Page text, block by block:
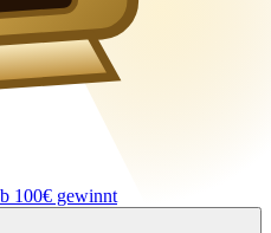
100€ gewinnt